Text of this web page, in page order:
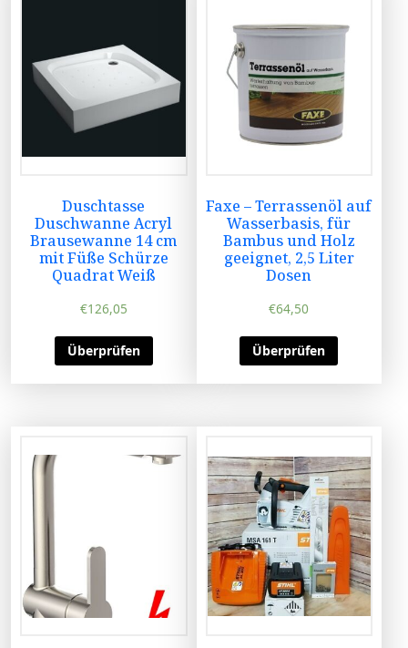
Duschtasse
Duschwanne Acryl
Brausewanne 14 cm
mit Füße Schürze
Quadrat Weiß
€126,05
Überprüfen
Faxe – Terrassenöl auf
Wasserbasis, für
Bambus und Holz
geeignet, 2,5 Liter
Dosen
€64,50
Überprüfen